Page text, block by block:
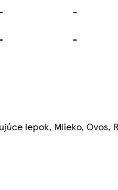
-
-
- -
lepok, Mlieko, Ovos,